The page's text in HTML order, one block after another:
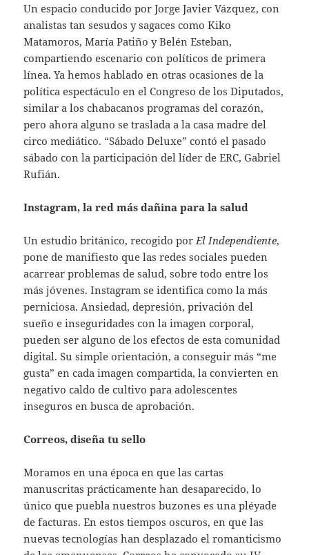
Un espacio conducido por Jorge Javier Vázquez, con
analistas tan sesudos y sagaces como Kiko
Matamoros, María Patiño y Belén Esteban,
compartiendo escenario con políticos de primera
línea. Ya hemos hablado en otras ocasiones de la
política espectáculo en el Congreso de los Diputados,
similar a los chabacanos programas del corazón,
pero ahora alguno se traslada a la casa madre del
circo mediático. “Sábado Deluxe” contó el pasado
sábado con la participación del líder de ERC, Gabriel
Rufián.
Instagram, la red más dañina para la salud
Un estudio británico, recogido por El Independiente,
pone de manifiesto que las redes sociales pueden
acarrear problemas de salud, sobre todo entre los
más jóvenes. Instagram se identifica como la más
perniciosa. Ansiedad, depresión, privación del
sueño e inseguridades con la imagen corporal,
pueden ser alguno de los efectos de esta comunidad
digital. Su simple orientación, a conseguir más “me
gusta” en cada imagen compartida, la convierten en
negativo caldo de cultivo para adolescentes
inseguros en busca de aprobación.
Correos, diseña tu sello
Moramos en una época en que las cartas
manuscritas prácticamente han desaparecido, lo
único que puebla nuestros buzones es una pléyade
de facturas. En estos tiempos oscuros, en que las
nuevas tecnologías han desplazado el romanticismo